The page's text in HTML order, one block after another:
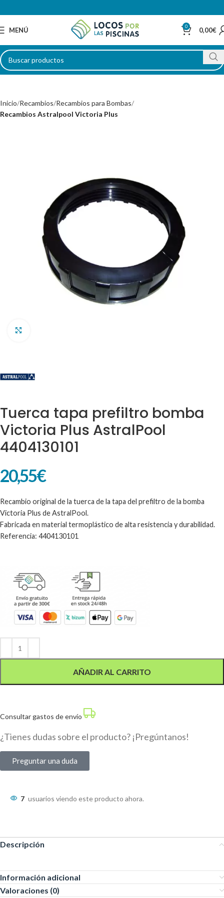
MENÚ 0 0,00€
Inicio Recambios Recambios para Bombas
Recambios Astralpool Victoria Plus
Tuerca tapa prefiltro bomba
Victoria Plus AstralPool
4404130101
20,55€
Recambio original de la tuerca de la tapa del prefiltro de la bomba
Victoria Plus de AstralPool.
Fabricada en material termoplástico de alta resistencia y durabilidad.
Referencia: 4404130101
AÑADIR AL CARRITO
Consultar gastos de envío
¿Tienes dudas sobre el producto? ¡Pregúntanos!
Preguntar una duda
7 usuarios viendo este producto ahora.
Descripción
Información adicional
Valoraciones (0)